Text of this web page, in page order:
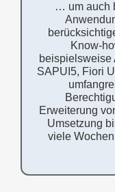
… um auch
Know-
beispielsweise
SAPUI5, Fiori
Erweiterung
Umsetzung
viele
Jeder
statt Tage